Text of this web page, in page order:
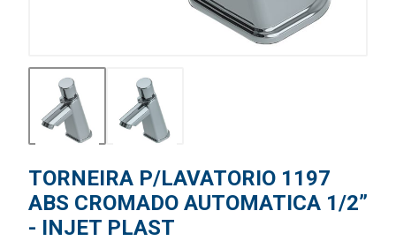
TORNEIRA P/LAVATORIO 1197
ABS CROMADO AUTOMATICA 1/2”
- INJET PLAST